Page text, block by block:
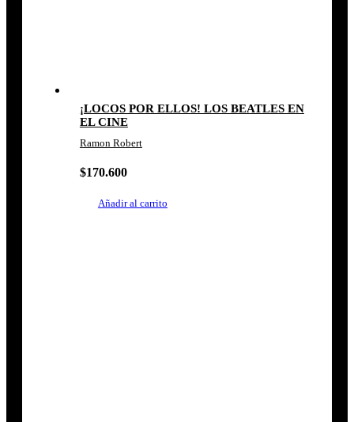
¡LOCOS POR ELLOS! LOS BEATLES EN
EL CINE
Ramon Robert
$170.600
Añadir al carrito